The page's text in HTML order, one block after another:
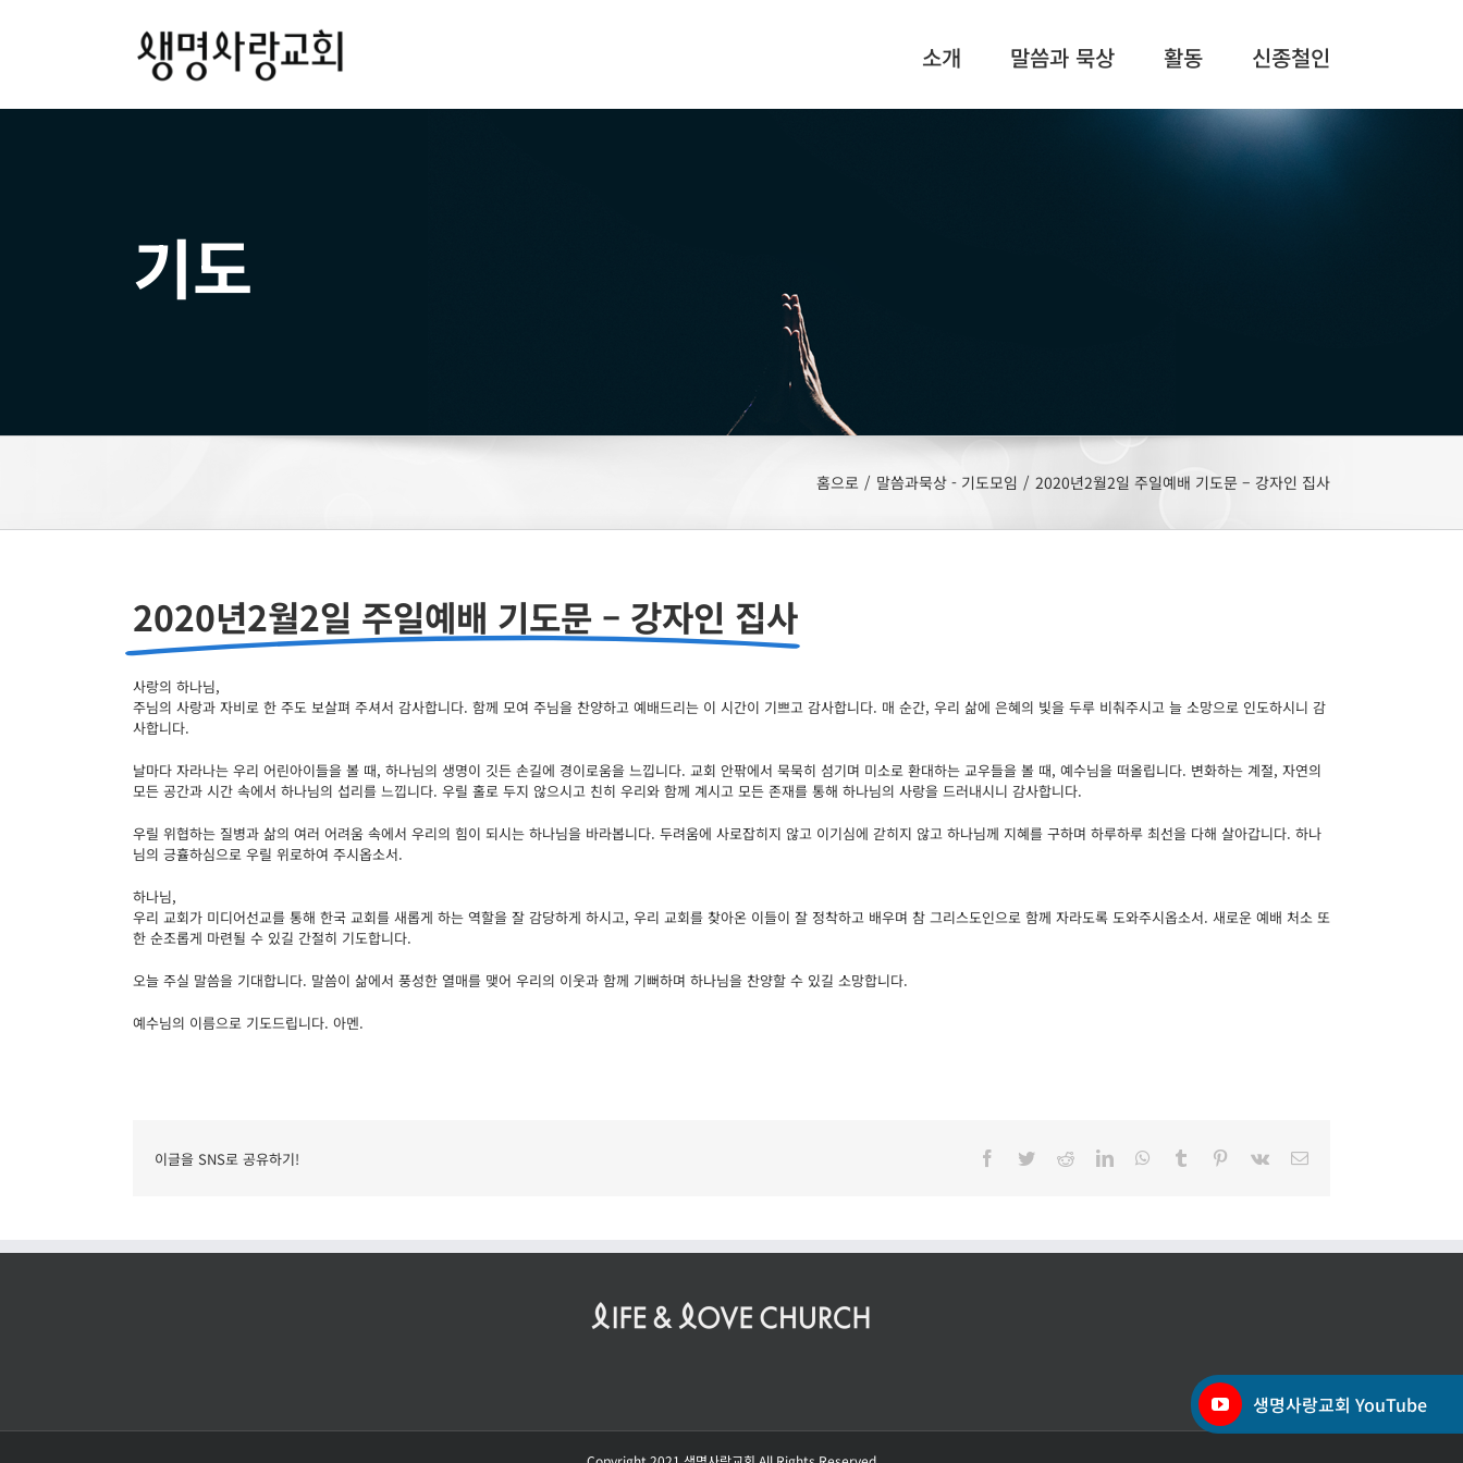
소개 말씀과 묵상 활동 신종철인
기도
홈으로 / 말씀과묵상 - 기도모임 / 2020년2월2일 주일예배 기도문 – 강자인 집사
2020년2월2일 주일예배 기도문 – 강자인 집사
사랑의 하나님,
주님의 사랑과 자비로 한 주도 보살펴 주셔서 감사합니다. 함께 모여 주님을 찬양하고 예배드리는 이 시간이 기쁘고 감사합니다. 매 순간, 우리 삶에 은혜의 빛을 두루 비춰주시고 늘 소망으로 인도하시니 감
사합니다.
날마다 자라나는 우리 어린아이들을 볼 때, 하나님의 생명이 깃든 손길에 경이로움을 느낍니다. 교회 안팎에서 묵묵히 섬기며 미소로 환대하는 교우들을 볼 때, 예수님을 떠올립니다. 변화하는 계절, 자연의
모든 공간과 시간 속에서 하나님의 섭리를 느낍니다. 우릴 홀로 두지 않으시고 친히 우리와 함께 계시고 모든 존재를 통해 하나님의 사랑을 드러내시니 감사합니다.
우릴 위협하는 질병과 삶의 여러 어려움 속에서 우리의 힘이 되시는 하나님을 바라봅니다. 두려움에 사로잡히지 않고 이기심에 갇히지 않고 하나님께 지혜를 구하며 하루하루 최선을 다해 살아갑니다. 하나
님의 긍휼하심으로 우릴 위로하여 주시옵소서.
하나님,
우리 교회가 미디어선교를 통해 한국 교회를 새롭게 하는 역할을 잘 감당하게 하시고, 우리 교회를 찾아온 이들이 잘 정착하고 배우며 참 그리스도인으로 함께 자라도록 도와주시옵소서. 새로운 예배 처소 또
한 순조롭게 마련될 수 있길 간절히 기도합니다.
오늘 주실 말씀을 기대합니다. 말씀이 삶에서 풍성한 열매를 맺어 우리의 이웃과 함께 기뻐하며 하나님을 찬양할 수 있길 소망합니다.
예수님의 이름으로 기도드립니다. 아멘.
이글을 SNS로 공유하기! Facebook
TwitterRedditLinkedInWhatsApp
Tumblr Pinterest
Vk
이
생명사랑교회 YouTube